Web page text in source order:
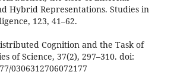
Hybrid Representations. Studies in
123, 41–62.
Cognition and the Task of
of Science, 37(2), 297–310. doi:
0306312706072177